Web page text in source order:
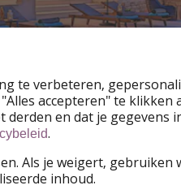
te verbeteren,
accepteren" te klikken
en dat je gegevens
.
Als je weigert, gebruiken
inhoud.